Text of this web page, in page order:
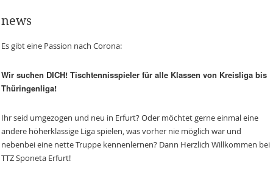
news
Es gibt eine Passion nach Corona:
Wir suchen DICH! Tischtennisspieler für alle Klassen von Kreisliga bis
Thüringenliga!
Ihr seid umgezogen und neu in Erfurt? Oder möchtet gerne einmal eine
andere höherklassige Liga spielen, was vorher nie möglich war und
nebenbei eine nette Truppe kennenlernen? Dann Herzlich Willkommen bei
TTZ Sponeta Erfurt!